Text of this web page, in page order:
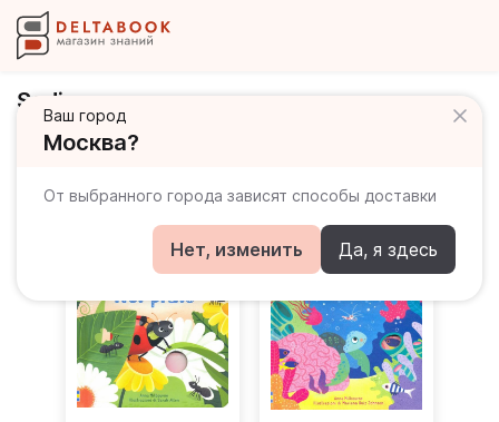
Ваш город
Москва?
От выбранного города зависят способы доставки
Нет, изменить Да, я здесь
Sodip
Книги издательства